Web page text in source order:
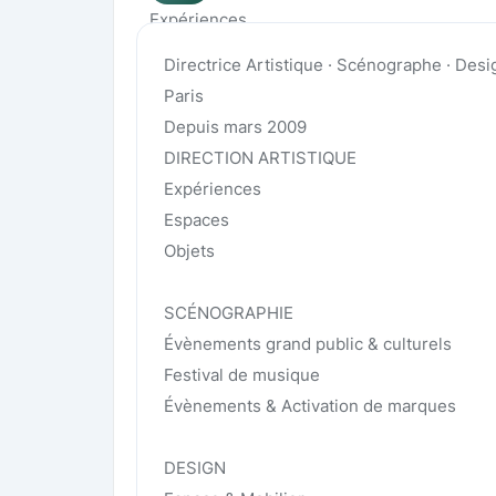
Expériences
Directrice Artistique · Scénographe ·
Paris
Depuis mars 2009
DIRECTION ARTISTIQUE
Expériences
Espaces
Objets
SCÉNOGRAPHIE
Évènements grand public & culturels
Festival de musique
Évènements & Activation de marques
DESIGN